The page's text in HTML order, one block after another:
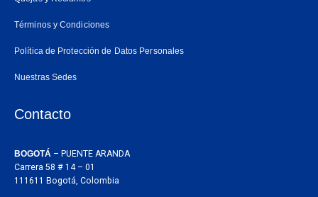
Términos y Condiciones
Política de Protección de Datos Personales
Nuestras Sedes
Contacto
BOGOTÁ – PUENTE ARANDA
Carrera 58 # 14 – 01
111611 Bogotá, Colombia